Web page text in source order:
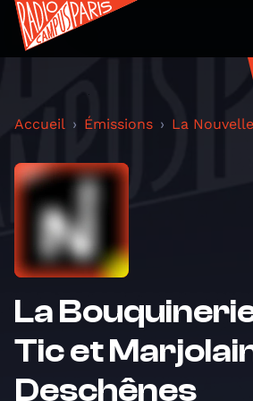
Accueil Émissions La
La
Tic et
Deschênes